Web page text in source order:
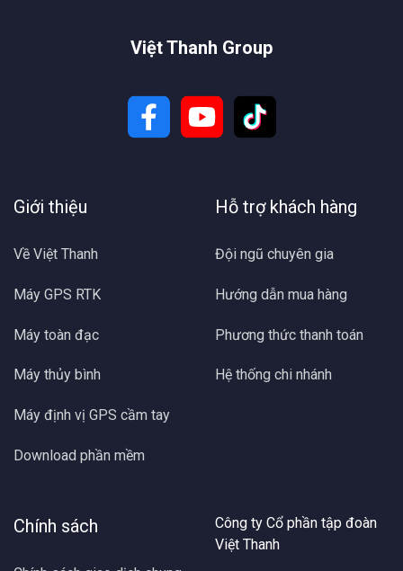
Việt Thanh Group
Giới thiệu
Về Việt Thanh
Máy GPS RTK
Máy toàn đạc
Máy thủy bình
Máy định vị GPS cầm tay
Download phần mềm
Hỗ trợ khách hàng
Đội ngũ chuyên gia
Hướng dẫn mua hàng
Phương thức thanh toán
Hệ thống chi nhánh
Chính sách
Công ty Cổ phần tập đoàn
Việt Thanh